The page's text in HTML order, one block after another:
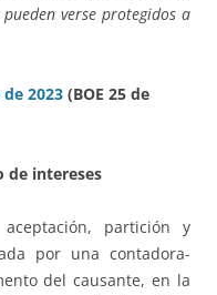
verse protegidos a
2023 (BOE 25 de
de intereses
partición y
por una contadora-
del causante, en la